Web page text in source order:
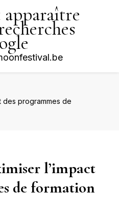
des programmes de
l’impact
de formation